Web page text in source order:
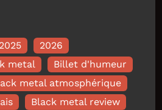
2025
2026
metal
Billet d'humeur
metal atmosphérique
Black metal review